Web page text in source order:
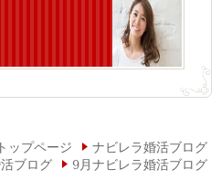
トップページ
ナビレラ婚活ブログ
ブログ
9月ナビレラ婚活ブログ